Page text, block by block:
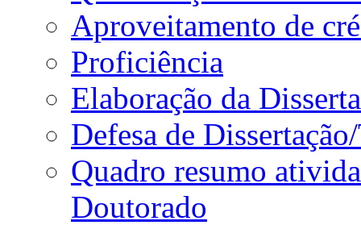
Aproveitamento de
Proficiência
Elaboração da
Defesa de
Quadro resumo
Doutorado